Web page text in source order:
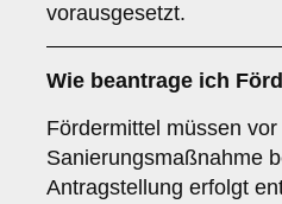
vorausgesetzt.
Wie beantrage ich
Fördermittel müssen
Sanierungsmaßnahme
Antragstellung erfolgt